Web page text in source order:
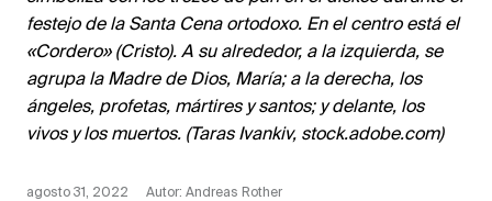
festejo de la Santa Cena ortodoxo. En el centro está el
«Cordero» (Cristo). A su alrededor, a la izquierda, se
agrupa la Madre de Dios, María; a la derecha, los
ángeles, profetas, mártires y santos; y delante, los
vivos y los muertos. (Taras Ivankiv, stock.adobe.com)
agosto 31, 2022
Autor: Andreas Rother